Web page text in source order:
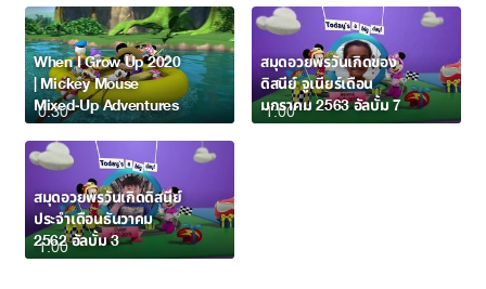
0:30
When I Grow Up 2020
| Mickey Mouse
Mixed-Up Adventures
1:00
สมุดอวยพรวันเกิดของ
ดิสนีย์ จูเนียร์เดือน
มกราคม 2563 อัลบั้ม 7
1:00
สมุดอวยพรวันเกิดดิสนีย์
ประจำเดือนธันวาคม
2562 อัลบั้ม 3